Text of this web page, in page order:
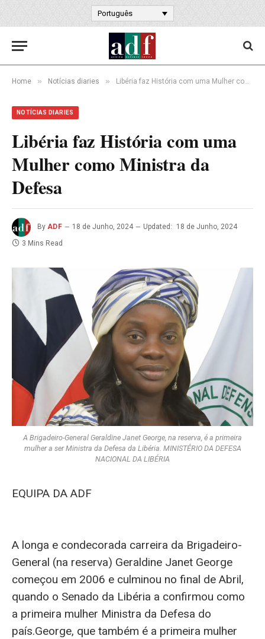
Português
Home » Notícias diaries » Libéria faz História com uma Mulher como Ministra da Defesa
NOTÍCIAS DIARIES
Libéria faz História com uma
Mulher como Ministra da
Defesa
By ADF 18 de Junho, 2024 Updated:
18 de Junho, 2024
3 Mins Read
A Brigadeiro-General Geraldine Janet George, na reserva, é a primeira
mulher a ser Ministra da Defesa da Libéria. MINISTÉRIO DA DEFESA
NACIONAL DA LIBÉRIA
EQUIPA DA ADF
A longa e condecorada carreira da Brigadeiro-
General (na reserva) Geraldine Janet George
começou em 2006 e culminou no final de Abril,
quando o Senado da Libéria a confirmou como
a primeira mulher Ministra da Defesa do
país.George, que também é a primeira mulher